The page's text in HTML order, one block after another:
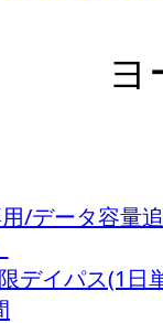
/データ容量
デイパス(1日